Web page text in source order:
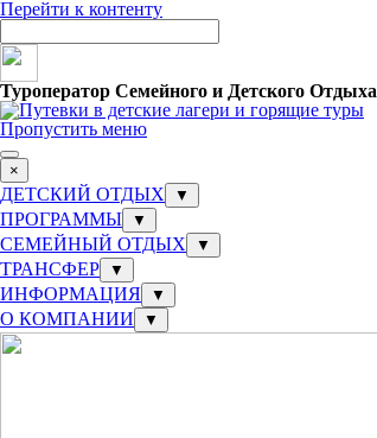
Перейти к контенту
Туроператор Семейного и Детского Отдыха
Пропустить меню
×
ДЕТСКИЙ ОТДЫХ ▼
ПРОГРАММЫ ▼
СЕМЕЙНЫЙ ОТДЫХ ▼
ТРАНСФЕР ▼
ИНФОРМАЦИЯ ▼
О КОМПАНИИ ▼